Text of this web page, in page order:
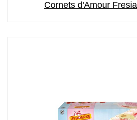
Cornets d'Amour